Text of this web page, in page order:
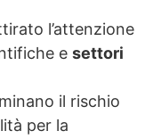
l’attenzione
e settori
il rischio
per la